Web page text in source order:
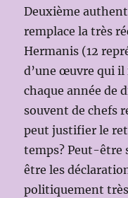
Deuxième
remplace la très
Hermanis (12
d’une œuvre qui
chaque année de
souvent de chefs
peut justifier le
temps? Peut-être
être les
politiquement